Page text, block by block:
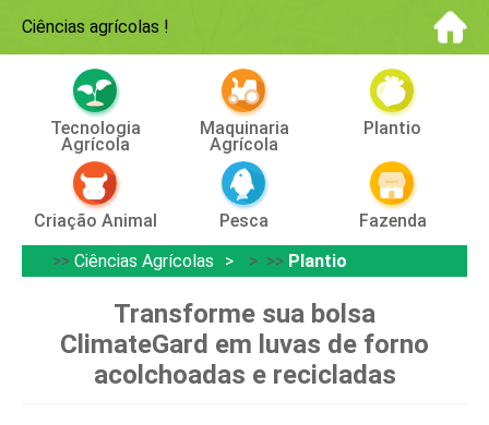
Ciências agrícolas !
Tecnologia
Agrícola
Maquinaria
Agrícola
Plantio
Criação Animal Pesca
Fazenda
>> Ciências Agrícolas > >> Plantio
Transforme sua bolsa
ClimateGard em luvas de forno
acolchoadas e recicladas